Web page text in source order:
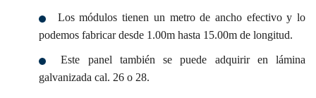
Los módulos tienen un metro de ancho efectivo y lo
podemos fabricar desde 1.00m hasta 15.00m de longitud.
Este panel también se puede adquirir en lámina
galvanizada cal. 26 o 28.